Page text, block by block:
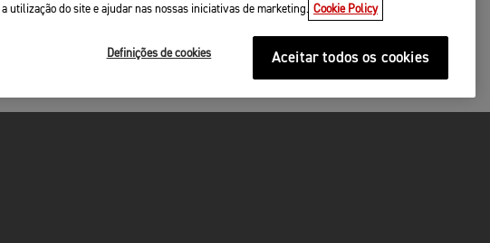
utilização do site e ajudar nas nossas iniciativas de marketing. Cookie Policy
Definições de cookies Aceitar todos os cookies